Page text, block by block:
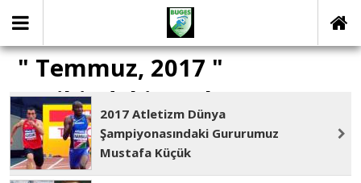
" Temmuz, 2017 "
Tarihindeki yazılar
2017 Atletizm Dünya
Şampiyonasındaki Gururumuz
Mustafa Küçük